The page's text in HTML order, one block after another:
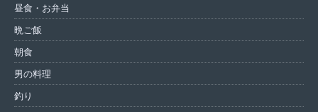
昼食・お弁当
晩ご飯
朝食
男の料理
釣り